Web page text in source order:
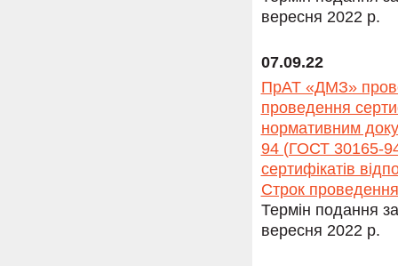
вересня 2022 р.
07.09.22
ПрАТ «ДМЗ»
проведення
нормативним
94 (ГОСТ 30165-
сертифікатів
Строк
Термін подання
вересня 2022 р.